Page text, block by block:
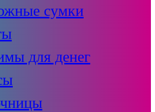
сумки
для денег